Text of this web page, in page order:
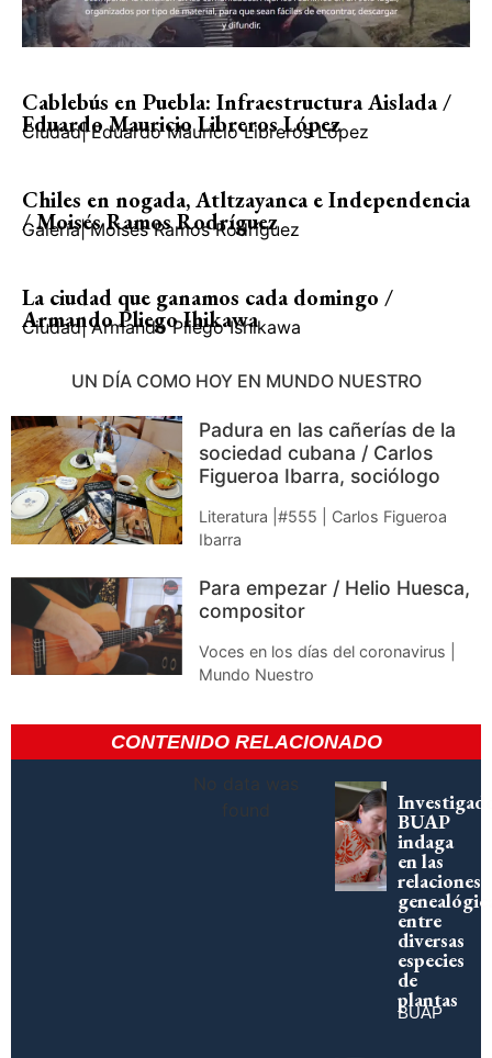
Cablebús en Puebla: Infraestructura Aislada /
Eduardo Mauricio Libreros López
Ciudad| Eduardo Mauricio Libreros López
Chiles en nogada, Atltzayanca e Independencia
/ Moisés Ramos Rodríguez
Galería| Moisés Ramos Rodríguez
La ciudad que ganamos cada domingo /
Armando Pliego Ihikawa
Ciudad| Armando Pliego Ishikawa
UN DÍA COMO HOY EN MUNDO NUESTRO
Padura en las cañerías de la
sociedad cubana / Carlos
Figueroa Ibarra, sociólogo
Literatura |#555 | Carlos Figueroa
Ibarra
Para empezar / Helio Huesca,
compositor
Voces en los días del coronavirus |
Mundo Nuestro
CONTENIDO RELACIONADO
No data was
found
BUAP
indaga
en las
relaciones
entre
diversas
especies
de
plantas
BUAP